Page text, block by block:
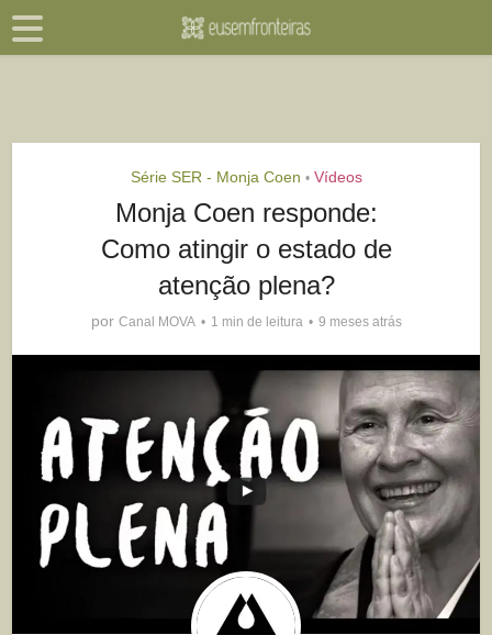
Série SER - Monja Coen • Vídeos
Monja Coen responde:
Como atingir o estado de
atenção plena?
por Canal MOVA 1 min de leitura 9 meses atrás